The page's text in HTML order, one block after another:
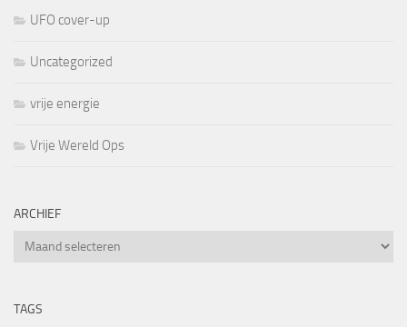
UFO cover-up
Uncategorized
vrije energie
Vrije Wereld Ops
ARCHIEF
Archief
TAGS